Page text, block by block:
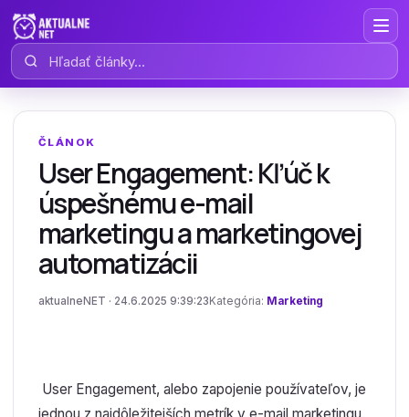
Hľadať články
ČLÁNOK
User Engagement: Kľúč k
úspešnému e-mail
marketingu a marketingovej
automatizácii
aktualneNET · 24.6.2025 9:39:23 Kategória: Marketing
User Engagement, alebo zapojenie používateľov, je